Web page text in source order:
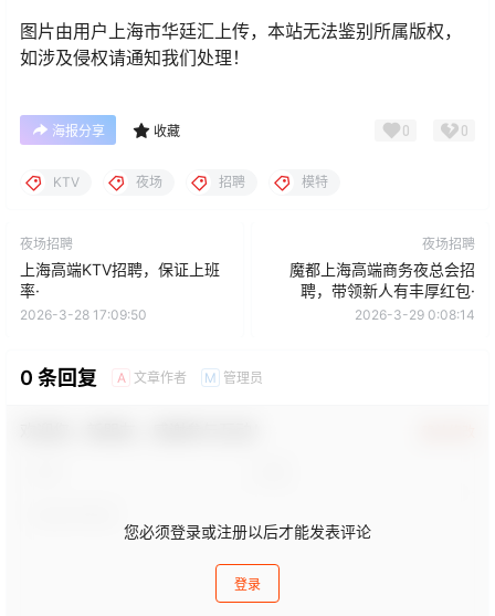
图片由用户上海市华廷汇上传，本站无法鉴别所属版权，
如涉及侵权请通知我们处理！
海报分享 收藏 0 0
KTV 夜场 招聘 模特
夜场招聘
上海高端KTV招聘，保证上班
率·
2026-3-28 17:09:50
夜场招聘
魔都上海高端商务夜总会招
聘，带领新人有丰厚红包·
2026-3-29 0:08:14
0 条回复 A 文章作者 M 管理员
您必须登录或注册以后才能发表评论
登录